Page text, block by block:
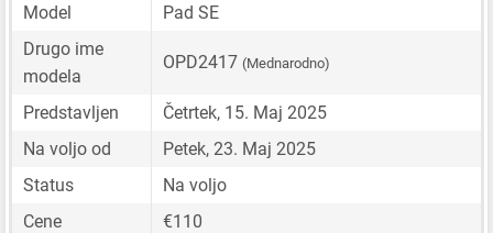
Model
Pad SE
Drugo ime
modela
OPD2417 (Mednarodno)
Predstavljen
Četrtek, 15. Maj 2025
Na voljo od
Petek, 23. Maj 2025
Status
Na voljo
Cene
€110